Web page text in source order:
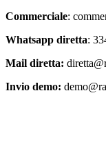
Commerciale:
Whatsapp diretta:
Mail diretta:
Invio demo: